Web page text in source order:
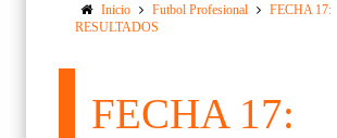
Inicio Futbol Profesional
FECHA 17:
RESULTADOS
FECHA 17: